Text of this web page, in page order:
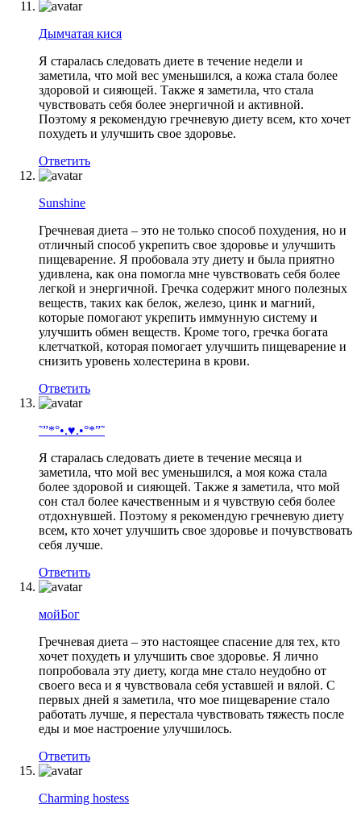
Дымчатая кися
Я старалась следовать диете в течение недели и
заметила, что мой вес уменьшился, а кожа стала более
здоровой и сияющей. Также я заметила, что стала
чувствовать себя более энергичной и активной.
Поэтому я рекомендую гречневую диету всем, кто хочет
похудеть и улучшить свое здоровье.
Ответить
Sunshine
Гречневая диета – это не только способ похудения, но и
отличный способ укрепить свое здоровье и улучшить
пищеварение. Я пробовала эту диету и была приятно
удивлена, как она помогла мне чувствовать себя более
легкой и энергичной. Гречка содержит много полезных
веществ, таких как белок, железо, цинк и магний,
которые помогают укрепить иммунную систему и
улучшить обмен веществ. Кроме того, гречка богата
клетчаткой, которая помогает улучшить пищеварение и
снизить уровень холестерина в крови.
Ответить
˜”*°•.♥.•°*”˜
Я старалась следовать диете в течение месяца и
заметила, что мой вес уменьшился, а моя кожа стала
более здоровой и сияющей. Также я заметила, что мой
сон стал более качественным и я чувствую себя более
отдохнувшей. Поэтому я рекомендую гречневую диету
всем, кто хочет улучшить свое здоровье и почувствовать
себя лучше.
Ответить
мойБог
Гречневая диета – это настоящее спасение для тех, кто
хочет похудеть и улучшить свое здоровье. Я лично
попробовала эту диету, когда мне стало неудобно от
своего веса и я чувствовала себя уставшей и вялой. С
первых дней я заметила, что мое пищеварение стало
работать лучше, я перестала чувствовать тяжесть после
еды и мое настроение улучшилось.
Ответить
Charming hostess